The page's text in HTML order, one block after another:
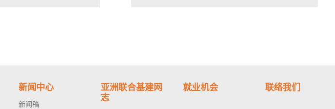
新闻中心
新闻稿
亚洲联合基建网
志
就业机会 联络我们